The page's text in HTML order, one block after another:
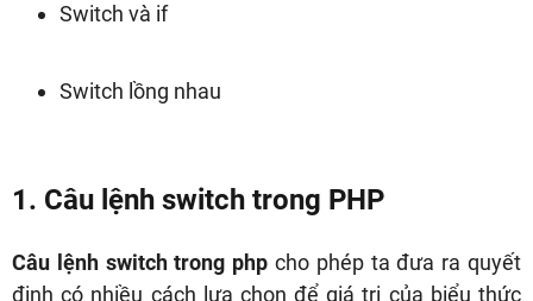
Switch và if
Switch lồng nhau
1. Câu lệnh switch trong PHP
Câu lệnh switch trong php cho phép ta đưa ra quyết
định có nhiều cách lựa chọn để giá trị của biểu thức